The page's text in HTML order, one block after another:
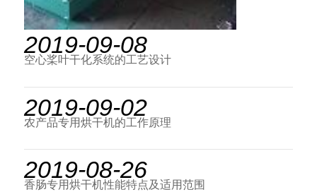
2019-09-08
空心桨叶干化系统的工艺设计
2019-09-02
农产品专用烘干机的工作原理
2019-08-26
香肠专用烘干机性能特点及适用范围